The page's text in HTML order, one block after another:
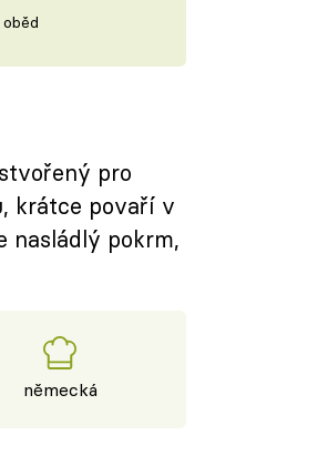
pro
krátce povaří v
nasládlý pokrm,
německá